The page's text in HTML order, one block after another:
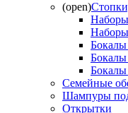
(open)
Наборы
Наборы
Бокалы
Семейные
Шампуры
Открытки